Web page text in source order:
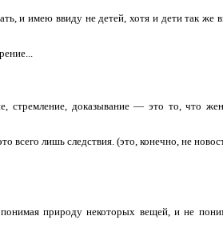
и имею ввиду не детей, хотя и дети так же
стремление, доказывание — это то, что
лишь следствия. (это, конечно, не
природу некоторых вещей, и не